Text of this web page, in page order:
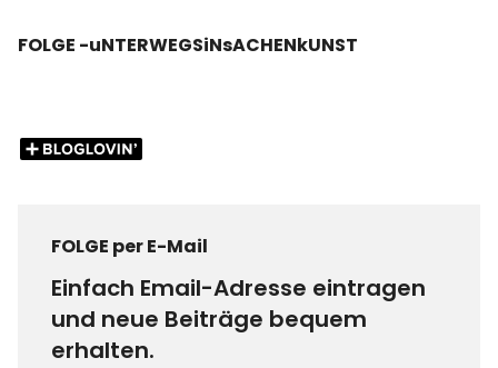
FOLGE -uNTERWEGSiNsACHENkUNST
FOLGE per E-Mail
Einfach Email-Adresse eintragen
und neue Beiträge bequem
erhalten.